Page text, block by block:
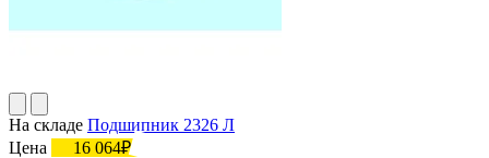
На складе Подшипник 2326 Л
Цена
16 064₽